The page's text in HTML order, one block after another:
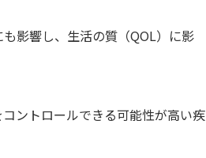
影響し、生活の質（QOL）に影
ントロールできる可能性が高い疾